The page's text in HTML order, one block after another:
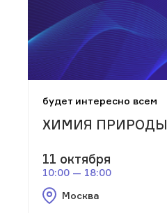
будет интересно всем
ХИМИЯ ПРИРОДЫ
11 октября
10:00 — 18:00
Москва